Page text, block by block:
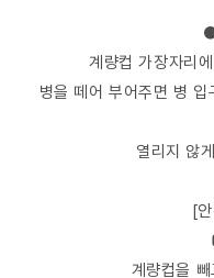
계량컵 가장자리
병을 떼어 부어주면 병
열리지 않
[
계량컵을